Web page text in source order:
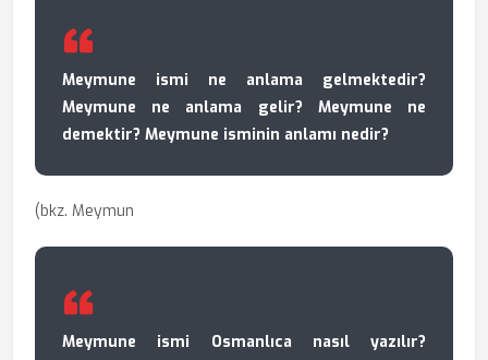
Meymune ismi ne anlama gelmektedir?
Meymune ne anlama gelir? Meymune ne
demektir? Meymune isminin anlamı nedir?
(bkz. Meymun
Meymune ismi Osmanlıca nasıl yazılır?